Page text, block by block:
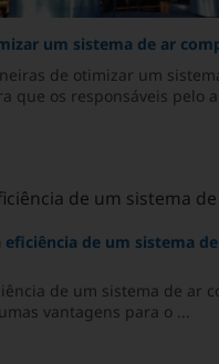
um sistema de ar
de otimizar um
que os responsáveis pelo
otimizar um sistema de ar
eficiência de um sistema
de um sistema de ar
vantagens para o ...